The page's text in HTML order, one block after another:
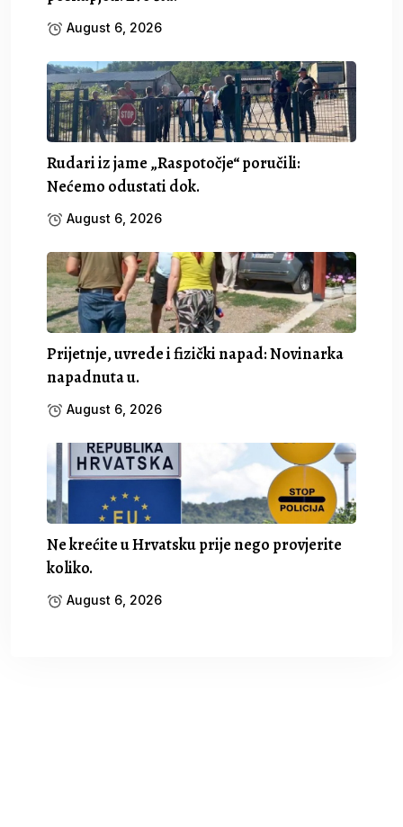
August 6, 2026
Rudari iz jame „Raspotočje“ poručili:
Nećemo odustati dok.
August 6, 2026
Prijetnje, uvrede i fizički napad: Novinarka
napadnuta u.
August 6, 2026
Ne krećite u Hrvatsku prije nego provjerite
koliko.
August 6, 2026